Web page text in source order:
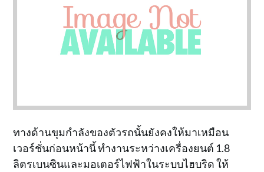
ทางด้านขุมกำลังของตัวรถนั้นยังคงให้มาเหมือน
เวอร์ชั่นก่อนหน้านี้ ทำงานระหว่างเครื่องยนต์ 1.8
ลิตรเบนซินและมอเตอร์ไฟฟ้าในระบบไฮบริด ให้